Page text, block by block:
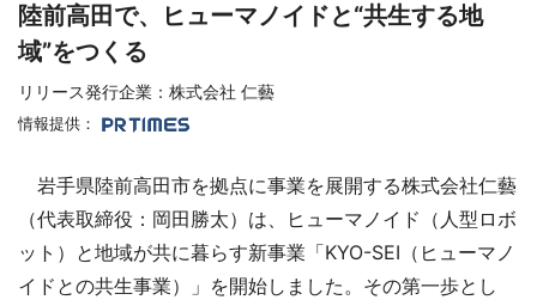
陸前高田で、ヒューマノイドと“共生する地
域”をつくる
リリース発行企業：株式会社 仁藝
情報提供：
岩手県陸前高田市を拠点に事業を展開する株式会社仁藝
（代表取締役：岡田勝太）は、ヒューマノイド（人型ロボ
ット）と地域が共に暮らす新事業「KYO-SEI（ヒューマノ
イドとの共生事業）」を開始しました。その第一歩とし